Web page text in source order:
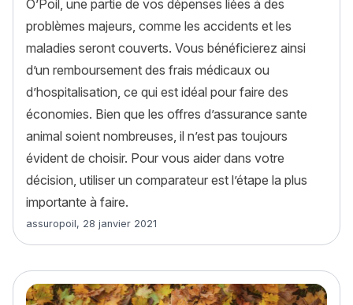
O’Poil, une partie de vos dépenses liées à des
problèmes majeurs, comme les accidents et les
maladies seront couverts. Vous bénéficierez ainsi
d’un remboursement des frais médicaux ou
d’hospitalisation, ce qui est idéal pour faire des
économies. Bien que les offres d’assurance sante
animal soient nombreuses, il n’est pas toujours
évident de choisir. Pour vous aider dans votre
décision, utiliser un comparateur est l’étape la plus
importante à faire.
Article rédigé par
assuropoil, 28 janvier 2021